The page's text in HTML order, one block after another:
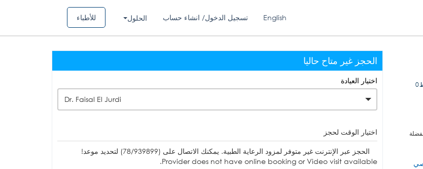
للأطباء الحلول تسجيل الدخول/ انشاء حساب English
الحجز غير متاح حاليا
اختيار العيادة
Dr. Faisal El Jurdi
اختيار الوقت لحجز
الحجز عبر الإنترنت غير متوفر لمزود الرعاية الطبية. يمكنك الاتصال على (78/939899) لتحديد موعد!
Provider does not have online booking or Video visit available.